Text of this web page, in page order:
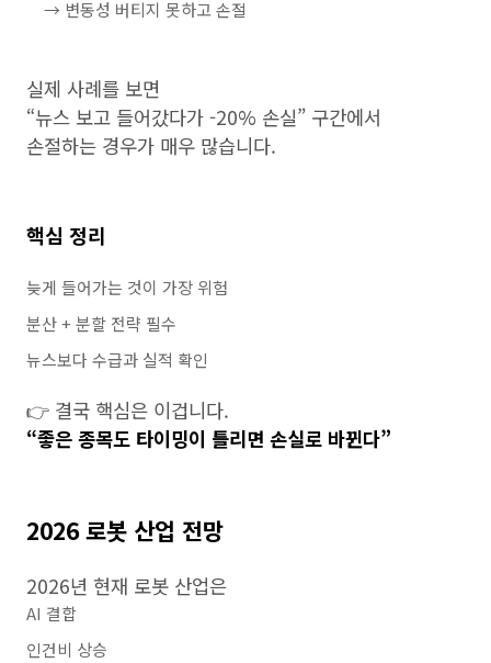
→ 변동성 버티지 못하고 손절
실제 사례를 보면
“뉴스 보고 들어갔다가 -20% 손실” 구간에서
손절하는 경우가 매우 많습니다.
핵심 정리
늦게 들어가는 것이 가장 위험
분산 + 분할 전략 필수
뉴스보다 수급과 실적 확인
👉 결국 핵심은 이겁니다.
“좋은 종목도 타이밍이 틀리면 손실로 바뀐다”
2026 로봇 산업 전망
2026년 현재 로봇 산업은
AI 결합
인건비 상승